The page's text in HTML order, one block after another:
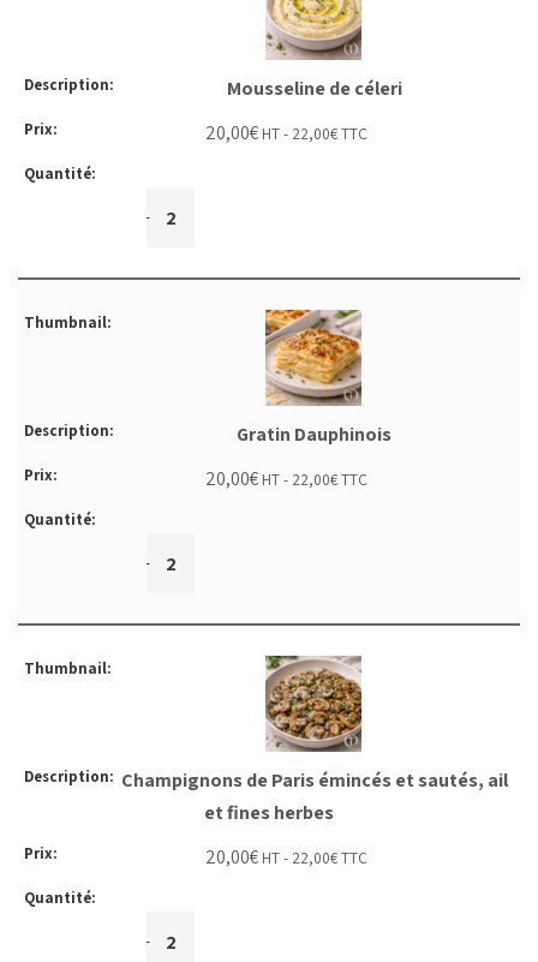
Mousseline de céleri
20,00€ HT - 22,00€TTC
+
Gratin Dauphinois
20,00€ HT - 22,00€TTC
+
Champignons de Paris émincés et sautés, ail
et fines herbes
20,00€ HT - 22,00€TTC
+